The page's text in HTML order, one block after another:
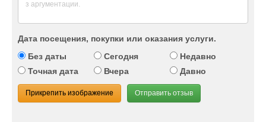
Дата посещения, покупки или оказания услуги.
Без даты
Сегодня
Недавно
Точная дата
Вчера Давно
Прикрепить изображение Отправить отзыв